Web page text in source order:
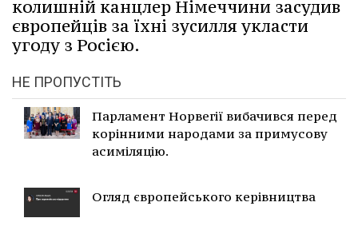
колишній канцлер Німеччини засудив
європейців за їхні зусилля укласти
угоду з Росією.
НЕ ПРОПУСТІТЬ
Парламент Норвегії вибачився перед
корінними народами за примусову
асиміляцію.
Огляд європейського керівництва